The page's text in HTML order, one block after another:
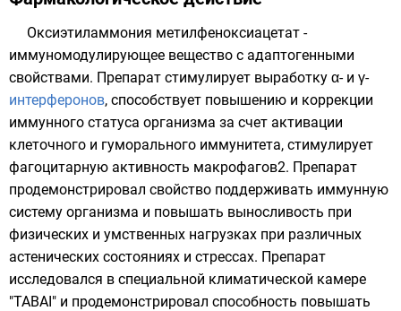
Оксиэтиламмония метилфеноксиацетат -
иммуномодулирующее вещество с адаптогенными
свойствами. Препарат стимулирует выработку α- и γ-
интерферонов, способствует повышению и коррекции
иммунного статуса организма за счет активации
клеточного и гуморального иммунитета, стимулирует
фагоцитарную активность макрофагов2. Препарат
продемонстрировал свойство поддерживать иммунную
систему организма и повышать выносливость при
физических и умственных нагрузках при различных
астенических состояниях и стрессах. Препарат
исследовался в специальной климатической камере
"TABAI" и продемонстрировал способность повышать